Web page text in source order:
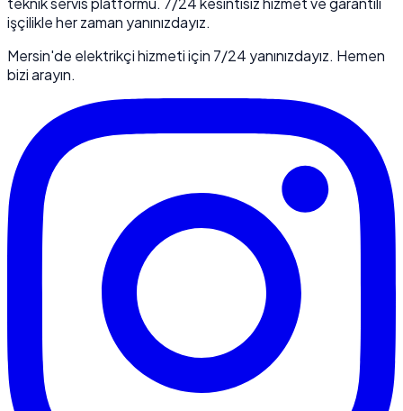
işçilikle her zaman yanınızdayız.
Mersin'de elektrikçi hizmeti için 7/24 yanınızdayız. Hemen
bizi arayın.